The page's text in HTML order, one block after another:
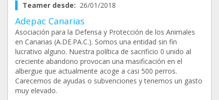
Teamer desde: 26/01/2018
Adepac Canarias
Asociación para la Defensa y Protección de los Animales
en Canarias (A.DE.PA.C.). Somos una entidad sin fin
lucrativo alguno. Nuestra política de sacrificio 0 unido al
creciente abandono provocan una masificación en el
albergue que actualmente acoge a casi 500 perros.
Carecemos de ayudas o subvenciones y tenemos un gasto
muy elevado.